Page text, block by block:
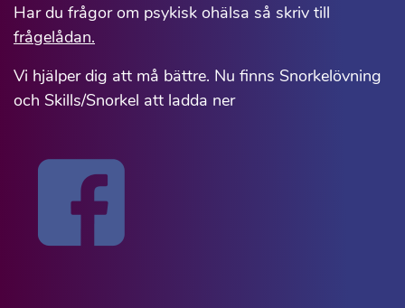
Har du frågor om psykisk ohälsa så skriv till
frågelådan.
Vi hjälper dig att må bättre. Nu finns Snorkelövning
och Skills/Snorkel att ladda ner